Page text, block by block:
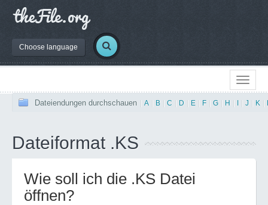
Choose language
Dateiendungen durchschauen A B C D E F G H J K
Dateiformat .KS
Wie soll ich die .KS Datei
öffnen?